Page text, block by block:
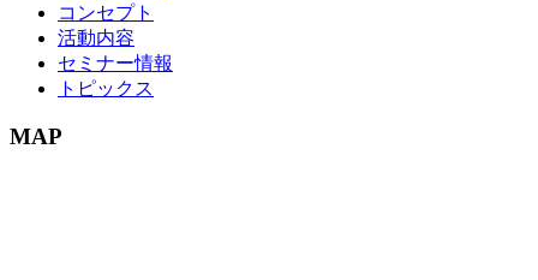
コンセプト
活動内容
セミナー情報
トピックス
MAP